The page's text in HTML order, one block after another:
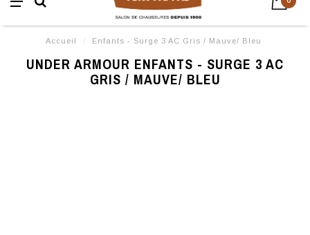
Accueil / Enfants - Surge 3 AC Gris / Mauve/ Bleu
UNDER ARMOUR ENFANTS - SURGE 3 AC
GRIS / MAUVE/ BLEU